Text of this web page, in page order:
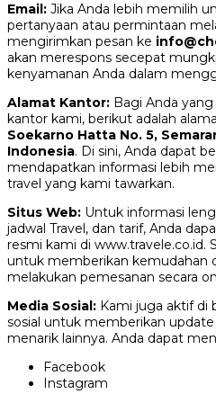
Email: Jika Anda lebih memilih
pertanyaan atau permintaan
mengirimkan pesan ke
akan merespons secepat
kenyamanan Anda dalam
Alamat Kantor: Bagi Anda
kantor kami, berikut adalah
Soekarno Hatta No. 5,
Indonesia. Di sini, Anda dapat
mendapatkan informasi lebih
travel yang kami tawarkan.
Situs Web: Untuk informasi
jadwal Travel, dan tarif, Anda
resmi kami di www.travele.co.id.
untuk memberikan kemudahan
melakukan pemesanan secara
Media Sosial: Kami juga aktif di
sosial untuk memberikan
menarik lainnya. Anda dapat
Facebook
Instagram